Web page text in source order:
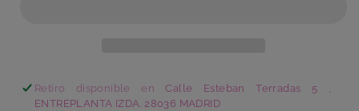
Retiro disponible enCalle Esteban Terradas 5 ,
ENTREPLANTA IZDA. 28036 MADRID